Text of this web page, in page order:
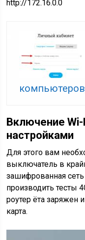
http://172.16.0.0
Включение
настройками
Для этого вам
выключатель в
зашифрованная
производить тесты
роутер ёта заряжен
карта.